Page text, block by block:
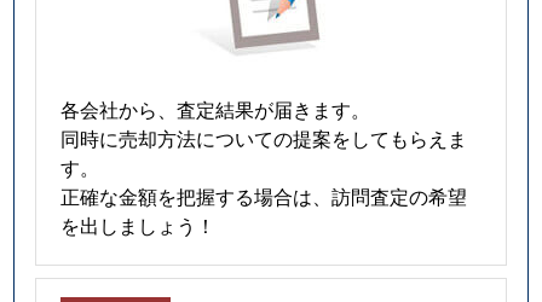
各会社から、査定結果が届きます。
同時に売却方法についての提案をしてもらえま
す。
正確な金額を把握する場合は、訪問査定の希望
を出しましょう！